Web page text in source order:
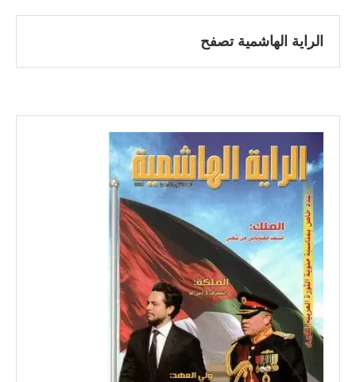
الراية الهاشمية تصفح